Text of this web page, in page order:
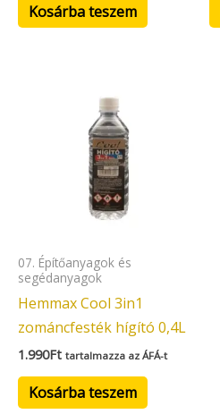
Kosárba teszem
07. Építőanyagok és
segédanyagok
Hemmax Cool 3in1
zománcfesték hígító 0,4L
1.990Ft tartalmazza az ÁFÁ-t
Kosárba teszem